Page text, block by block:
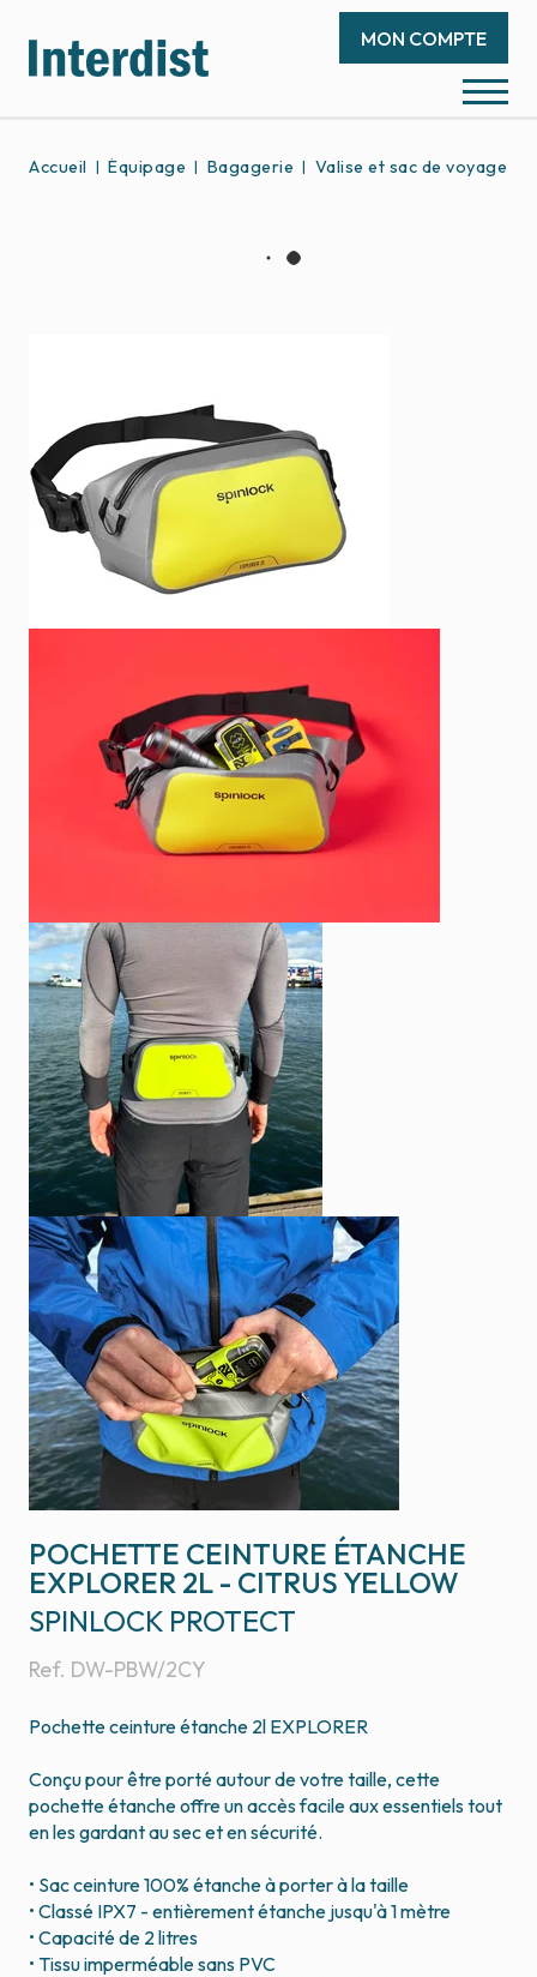
MON COMPTE
Accueil Équipage Bagagerie Valise et sac de voyage
POCHETTE CEINTURE ÉTANCHE
EXPLORER 2L - CITRUS YELLOW
Ref. DW-PBW/2CY
SPINLOCK PROTECT
Pochette ceinture étanche 2l EXPLORER
Conçu pour être porté autour de votre taille, cette
pochette étanche offre un accès facile aux essentiels tout
en les gardant au sec et en sécurité.
• Sac ceinture 100% étanche à porter à la taille
• Classé IPX7 - entièrement étanche jusqu'à 1 mètre
• Capacité de 2 litres
• Tissu imperméable sans PVC